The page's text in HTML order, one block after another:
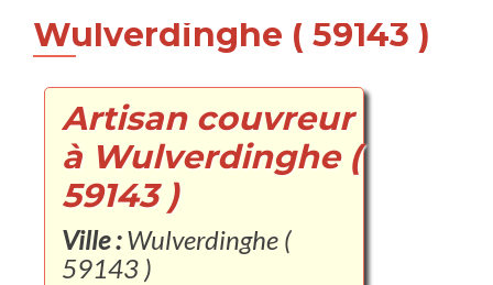
Wulverdinghe ( 59143 )
Artisan couvreur
à Wulverdinghe (
59143 )
Ville :Wulverdinghe (
59143 )